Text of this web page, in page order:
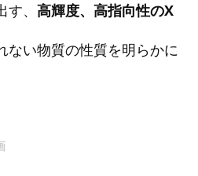
、 高輝度、高指向性のX
ない物質の性質を明らかに